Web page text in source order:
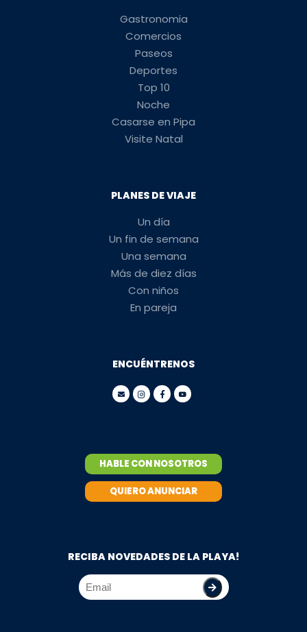
Gastronomia
Comercios
Paseos
Deportes
Top 10
Noche
Casarse en Pipa
Visite Natal
PLANES DE VIAJE
Un día
Un fin de semana
Una semana
Más de diez días
Con niños
En pareja
ENCUÉNTRENOS
HABLE CON NOSOTROS
QUIERO ANUNCIAR
RECIBA NOVEDADES DE LA PLAYA!